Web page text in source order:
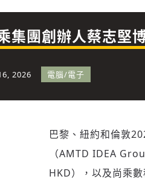
快速連結
政治集團創辦人蔡志堅
2026 電腦/電子
巴黎、紐約和倫敦
（AMTD IDEA
HKD），以及尚乘